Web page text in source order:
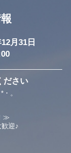
月31日
ださい
。
≫
迎♪